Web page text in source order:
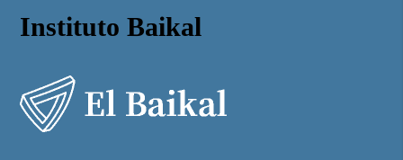
Instituto Baikal